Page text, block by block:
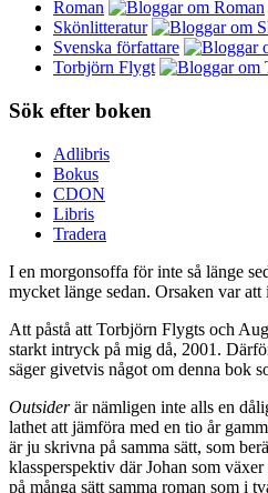
Roman
Skönlitteratur
Svenska författare
Torbjörn Flygt
Sök efter boken
Adlibris
Bokus
CDON
Libris
Tradera
I en morgonsoffa för inte så länge
mycket länge sedan. Orsaken var
Att påstå att Torbjörn Flygts och
starkt intryck på mig då, 2001.
säger givetvis något om denna bok
Outsiderär nämligen inte alls en
lathet att jämföra med en tio år
är ju skrivna på samma sätt, som
klassperspektiv där Johan som
på många sätt samma roman som i